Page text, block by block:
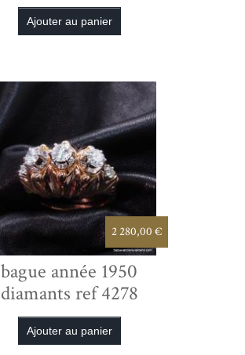
2 280,00 €
bague année 1950
diamants ref 4278